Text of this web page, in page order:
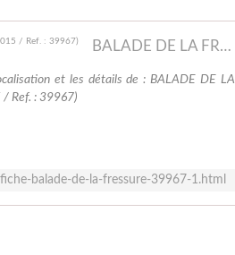
BALADE DE LA FRESSURE, LES HERBIERS (Sortie VTT du 15/11/2015 / Ref. : 39967)
et les détails de : BALADE DE LA
/ Ref. : 39967)
balade-de-la-fressure-39967-1.html